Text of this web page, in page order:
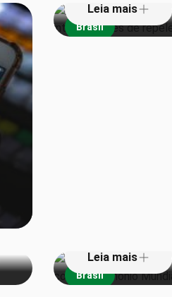
Brasil
Leia mais
Brasil
Leia mais